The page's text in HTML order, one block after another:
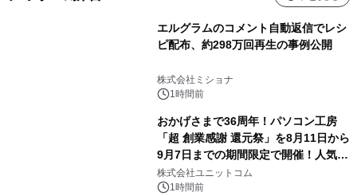
エルグラムのコメント自動返信でレシ
ピ配布、約298万回再生の事例公開
株式会社ミショナ
1時間前
おかげさまで36周年！パソコン工房
「超 創業感謝 還元祭」を8月11日から
9月7日までの期間限定で開催！人気の
ゲーミングPCや高性能ノートPCなど
対象iiyama PCのご購入で最大3万円分
株式会社ユニットコム
1時間前